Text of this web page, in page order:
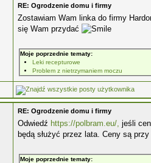
RE: Ogrodzenie domu i firmy
Zostawiam Wam linka do firmy
się Wam przydać
Moje poprzednie tematy:
Leki recepturowe
Problem z nietrzymaniem moczu
RE: Ogrodzenie domu i firmy
Odwiedź https://polbram.eu/, jeśli
będą służyć przez lata. Ceny są
Moje poprzednie tematy: